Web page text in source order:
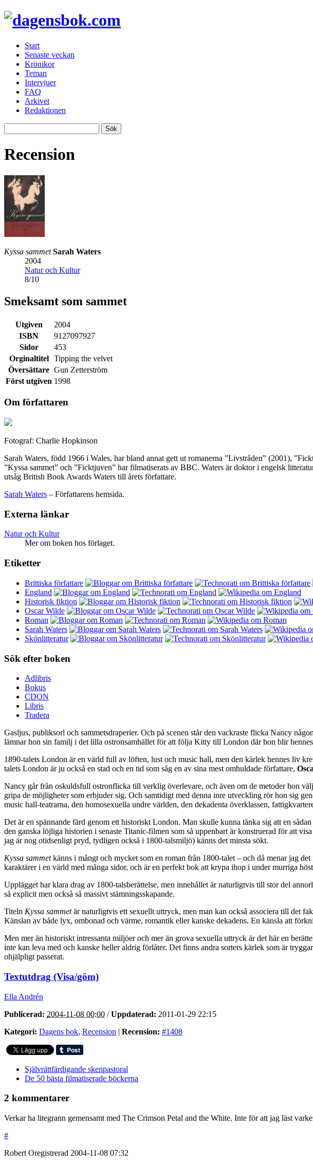
Start
Senaste veckan
Krönikor
Teman
Intervjuer
FAQ
Arkivet
Redaktionen
Recension
Kyssa sammet Sarah Waters
2004
Natur och Kultur
8/10
Smeksamt som sammet
Utgiven
2004
ISBN
9127097927
Sidor
453
Orginaltitel
Tipping the velvet
Översättare Gun Zetterström
Först utgiven 1998
Om författaren
Fotograf: Charlie Hopkinson
Sarah Waters, född 1966 i Wales, har bland annat gett ut romanerna ”Livstråden” (2001),
”Kyssa sammet” och ”Ficktjuven” har filmatiserats av BBC. Waters är doktor i engelsk
utsåg British Book Awards Waters till årets författare.
Sarah Waters – Författarens hemsida.
Externa länkar
Natur och Kultur
Mer om boken hos förlaget.
Etiketter
Brittiska författare
England
Historisk fiktion
Oscar Wilde
Roman
Sarah Waters
Skönlitteratur
Sök efter boken
Adlibris
Bokus
CDON
Libris
Tradera
Gasljus, publiksorl och sammetsdraperier. Och på scenen står den vackraste flicka Nancy
lämnar hon sin familj i det lilla ostronsamhället för att följa Kitty till London där hon blir hennes
1890-talets London är en värld full av löften, lust och music hall, men den kärlek hennes liv
talets London är ju också en stad och en tid som såg en av sina mest omhuldade författare,
Nancy går från oskuldsfull ostronflicka till verklig överlevare, och även om de metoder hon
gripa de möjligheter som erbjuder sig. Och samtidigt med denna inre utveckling rör hon sig
music hall-teatrarna, den homosexuella undre världen, den dekadenta överklassen,
Det är en spännande färd genom ett historiskt London. Man skulle kunna tänka sig att en
den ganska löjliga historien i senaste Titanic-filmen som så uppenbart är konstruerad för att
jag är nog otidsenligt pryd, tydligen också i 1800-talsmiljö) känns det minsta sökt.
Kyssa sammetkänns i mångt och mycket som en roman från 1800-talet – och då menar jag
karaktärer i en värld med många sidor, och är en perfekt bok att krypa ihop i under murriga
Upplägget har klara drag av 1800-talsberättelse, men innehållet är naturligtvis till stor del
så explicit men också så massivt stämningsskapande.
Titeln Kyssa sammetär naturligtvis ett sexuellt uttryck, men man kan också associera till det
Känslan av både lyx, ombonad och värme, romantik eller kanske dekadens. En känsla att
Men mer än historiskt intressanta miljöer och mer än grova sexuella uttryck är det här en
inte kan leva med och kanske heller aldrig förlåter. Det finns andra sorters kärlek som är
ohjälpligt passerat.
Textutdrag (Visa/göm)
Ella Andrén
Publicerad: 2004-11-08 00:00 /Uppdaterad: 2011-01-29 22:15
Kategori: Dagens bok, Recension | Recension: #1408
Självrättfärdigande skenpastoral
De 50 bästa filmatiserade böckerna
2 kommentarer
Verkar ha litegrann gemensamt med The Crimson Petal and the White. Inte för att jag läst
#
Robert Oregistrerad 2004-11-08 07:32